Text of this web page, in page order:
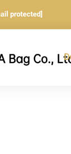
protected]